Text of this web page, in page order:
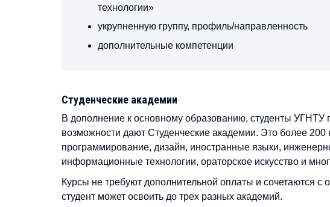
технологии»
укрупненную группу, профиль/направленность
дополнительные компетенции
Студенческие академии
В дополнение к основному образованию, студенты УГНТУ
возможности дают Студенческие академии. Это более
программирование, дизайн, иностранные языки,
информационные технологии, ораторское искусство и
Курсы не требуют дополнительной оплаты и сочетаются
студент может освоить до трех разных академий.